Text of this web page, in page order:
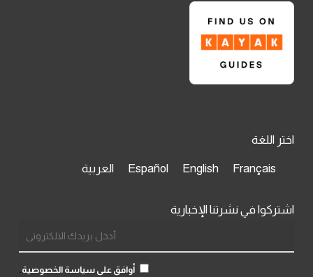
اختر اللغة
Français
English
Español العربية
اشتركوا في نشرتنا الإخبارية
أوافق على سياسة الخصوصية.